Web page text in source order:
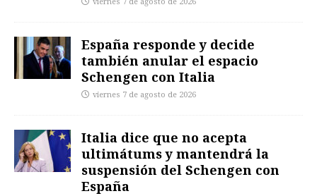
viernes 7 de agosto de 2026
España responde y decide
también anular el espacio
Schengen con Italia
viernes 7 de agosto de 2026
Italia dice que no acepta
ultimátums y mantendrá la
suspensión del Schengen con
España